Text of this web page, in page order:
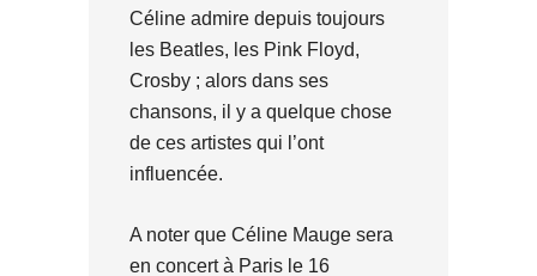
Céline admire depuis toujours
les Beatles, les Pink Floyd,
Crosby ; alors dans ses
chansons, il y a quelque chose
de ces artistes qui l’ont
influencée.
A noter que Céline Mauge sera
en concert à Paris le 16